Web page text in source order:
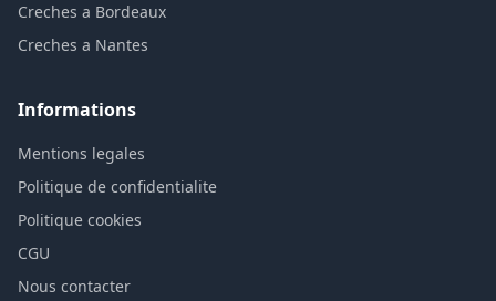
Creches a Bordeaux
Creches a Nantes
Informations
Mentions legales
Politique de confidentialite
Politique cookies
CGU
Nous contacter